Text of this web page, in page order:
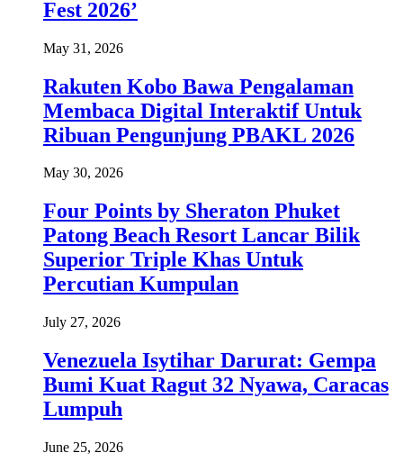
Fest 2026’
May 31, 2026
Rakuten Kobo Bawa Pengalaman
Membaca Digital Interaktif Untuk
Ribuan Pengunjung PBAKL 2026
May 30, 2026
Four Points by Sheraton Phuket
Patong Beach Resort Lancar Bilik
Superior Triple Khas Untuk
Percutian Kumpulan
July 27, 2026
Venezuela Isytihar Darurat: Gempa
Bumi Kuat Ragut 32 Nyawa, Caracas
Lumpuh
June 25, 2026